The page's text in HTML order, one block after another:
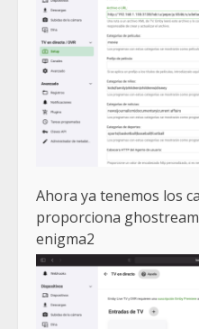
Ahora ya tenemos los
proporciona
enigma2